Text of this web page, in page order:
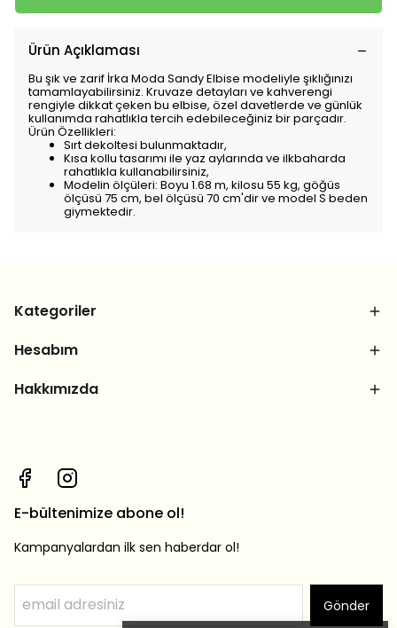
Ürün Açıklaması
Bu şık ve zarif İrka Moda Sandy Elbise modeliyle şıklığınızı
tamamlayabilirsiniz. Kruvaze detayları ve kahverengi
rengiyle dikkat çeken bu elbise, özel davetlerde ve günlük
kullanımda rahatlıkla tercih edebileceğiniz bir parçadır.
Ürün Özellikleri:
Sırt dekoltesi bulunmaktadır,
Kısa kollu tasarımı ile yaz aylarında ve ilkbaharda
rahatlıkla kullanabilirsiniz,
Modelin ölçüleri: Boyu 1.68 m, kilosu 55 kg, göğüs
ölçüsü 75 cm, bel ölçüsü 70 cm'dir ve model S beden
giymektedir.
Kategoriler
Hesabım
Hakkımızda
E-bültenimize abone ol!
Kampanyalardan ilk sen haberdar ol!
Gönder